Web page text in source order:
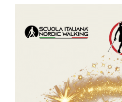
Image